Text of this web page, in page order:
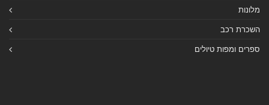
מלונות
השכרת רכב
ספרים ומפות טיולים